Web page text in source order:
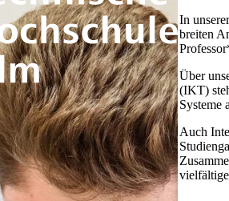
In
breiten
Über
(IKT)
Systeme
Auch